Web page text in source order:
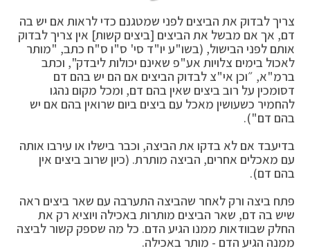
צריך לבדוק את הביצים לפני שמטגנם כדי לראות אם יש בה
דם, אך אם מבשל את הביצים [ביצים קשות] אין צריך לבדוק
אותם לפני הבישול, (בשו"ע יו"ד סי' ס"ו ס"ח כתב, "מותר
לאכול בימים צלויות אע"פ שאינם יכולות ליבדק", וכתב
ברמ"א, ״וכן אי"צ לבדוק הביצים אם הם יש בהם דם
דסומכין על רוב ביצים שאין בהם דם, ומכל מקום נהגו
להחמיר כשעושין מאכל עם ביצים ביום שרואין בהם אם יש
בהם דם").
בדיעבד אם לא בדקו את הביצה, וכבר בישלו או עירבו אותה
עם מאכלים אחרים, הביצה מותרת. (כיון שרוב ביצים אין
בהם דם).
פתח ביצה ורק לאחר שהביצה התערבה עם שאר ביצים ראה
שיש בה דם, שאר הביצים מותרות באכילה ויוציא רק את
החלק שבוודאות ממנו הגיע הדם. כל מה שספק קשור לביצה
ממנה הגיע הדם - מותר באכילה.